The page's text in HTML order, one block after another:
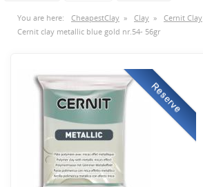
You are here: CheapestClay » Clay » Cernit Clay
Cernit clay metallic blue gold nr.54- 56gr
Reserve